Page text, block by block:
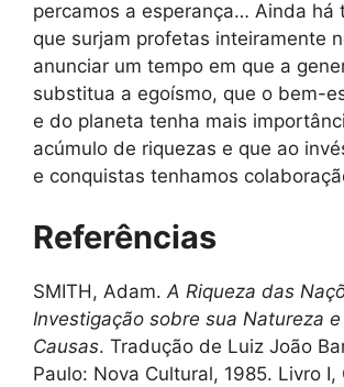
percamos a esperança… Ainda há
que surjam profetas inteiramente
anunciar um tempo em que a
substitua a egoísmo, que o bem-
e do planeta tenha mais
acúmulo de riquezas e que ao
e conquistas tenhamos
Referências
SMITH, Adam. A Riqueza das
Investigação sobre sua Natureza
Causas. Tradução de Luiz João
Paulo: Nova Cultural, 1985. Livro I,